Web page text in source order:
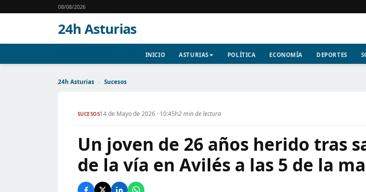
08/08/2026
24h Asturias
INICIO ASTURIAS POLÍTICA ECONOMÍA DEPORTES
24h Asturias › Sucesos
SUCESOS14 de Mayo de 2026 · 10:45h2 min de lectura
Un joven de 26 años herido tras
de la vía en Avilés a las 5 de la